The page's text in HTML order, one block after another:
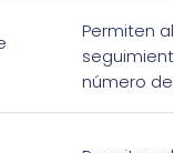
Permiten
número